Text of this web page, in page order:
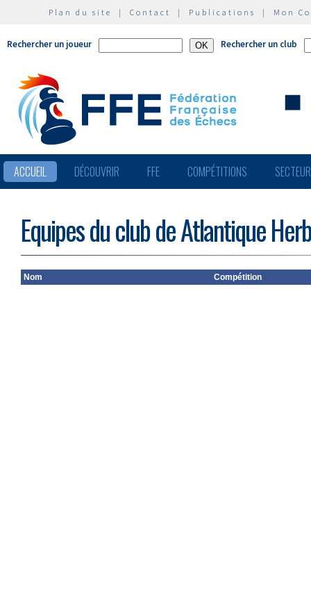
Plan du site | Contact | Publications | Mon
Rechercher un joueur Rechercher un club
ACCUEIL DÉCOUVRIR FFE COMPÉTITIONS
Equipes du club de Atlantique
Nom Compétition